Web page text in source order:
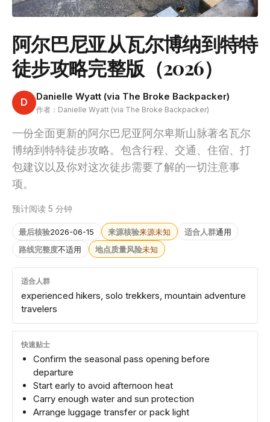
阿尔巴尼亚从瓦尔博纳到特特
徒步攻略完整版（2026）
D Danielle Wyatt (via The Broke Backpacker)
作者：Danielle Wyatt (via The Broke Backpacker)
一份全面更新的阿尔巴尼亚阿尔卑斯山脉著名瓦尔
博纳到特特徒步攻略。包含行程、交通、住宿、打
包建议以及你对这次徒步需要了解的一切注意事
项。
预计阅读 5 分钟
最后核验2026-06-15 来源核验来源未知 适合人群通用
路线完整度不适用 地点质量风险未知
适合人群
experienced hikers, solo trekkers, mountain adventure
travelers
快速贴士
Confirm the seasonal pass opening before
departure
Start early to avoid afternoon heat
Carry enough water and sun protection
Arrange luggage transfer or pack light